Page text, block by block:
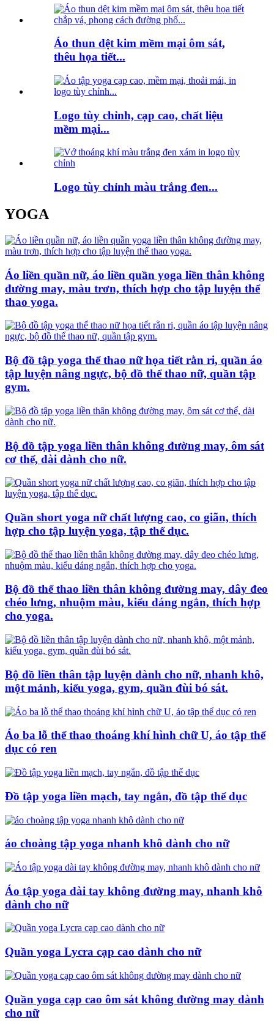
Áo thun dệt kim mềm mại ôm sát,
thêu họa tiết...
Logo tùy chỉnh, cạp cao, chất liệu
mềm mại...
Logo tùy chỉnh màu trắng đen...
YOGA
Áo liền quần nữ, áo liền quần yoga liền thân không
đường may, màu trơn, thích hợp cho tập luyện thể
thao yoga.
Bộ đồ tập yoga thể thao nữ họa tiết rằn ri, quần áo
tập luyện nâng ngực, bộ đồ thể thao nữ, quần tập
gym.
Bộ đồ tập yoga liền thân không đường may, ôm sát
cơ thể, dài dành cho nữ.
Quần short yoga nữ chất lượng cao, co giãn, thích
hợp cho tập luyện yoga, tập thể dục.
Bộ đồ thể thao liền thân không đường may, dây đeo
chéo lưng, nhuộm màu, kiểu dáng ngắn, thích hợp
cho yoga.
Bộ đồ liền thân tập luyện dành cho nữ, nhanh khô,
một mảnh, kiểu yoga, gym, quần đùi bó sát.
Áo ba lỗ thể thao thoáng khí hình chữ U, áo tập thể
dục có ren
Đồ tập yoga liền mạch, tay ngắn, đồ tập thể dục
áo choàng tập yoga nhanh khô dành cho nữ
Áo tập yoga dài tay không đường may, nhanh khô
dành cho nữ
Quần yoga Lycra cạp cao dành cho nữ
Quần yoga cạp cao ôm sát không đường may dành
cho nữ